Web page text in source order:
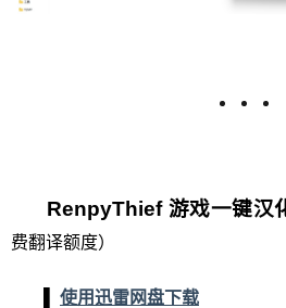
RenpyThief 游戏一键汉
费翻译额度）
使用迅雷网盘下载